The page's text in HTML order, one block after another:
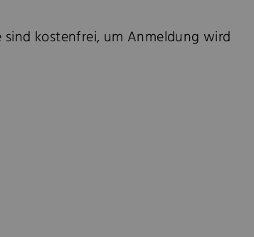
sind kostenfrei, um Anmeldung wird